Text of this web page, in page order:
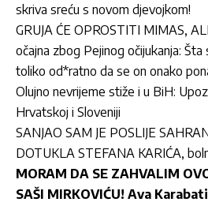
skriva sreću s novom djevojkom!
GRUJA ĆE OPROSTITI MIMAS,
očajna zbog Pejinog očijukanja: Šta
toliko od*ratno da se on onako
Olujno nevrijeme stiže i u BiH:
Hrvatskoj i Sloveniji
SANJAO SAM JE POSLIJE
DOTUKLA STEFANA KARIĆA,
MORAM DA SE ZAHVALIM
SAŠI MIRKOVIĆU! Ava